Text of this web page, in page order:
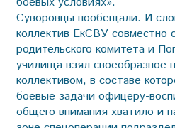
Суворовцы пообещали. И
коллектив ЕкСВУ совместно
родительского комитета и
училища взял своеобразное
коллективом, в составе
боевые задачи офицеру-
общего внимания хватило и